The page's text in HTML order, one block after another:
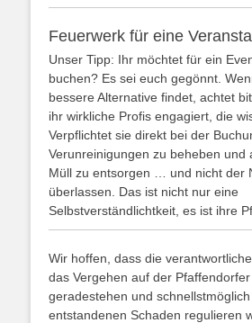
Feuerwerk für eine
Unser Tipp: Ihr möchtet für ein
buchen? Es sei euch gegönnt.
bessere Alternative findet, achtet
ihr wirkliche Profis engagiert, die
Verpflichtet sie direkt bei der
Verunreinigungen zu beheben und
Müll zu entsorgen … und nicht der
überlassen. Das ist nicht nur eine
Selbstverständlichtkeit, es ist ihre
Wir hoffen, dass die
das Vergehen auf der
geradestehen und
entstandenen Schaden regulieren